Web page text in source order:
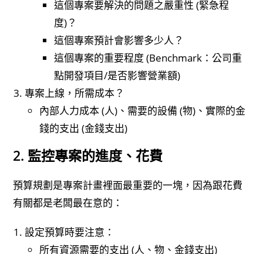
這個專案要解決的問題之嚴重性 (緊急程
度)？
這個專案預計會影響多少人？
這個專案的重要程度 (Benchmark：公司重
點開發項目/是否影響營業額)
專案上線，所需成本？
內部人力成本 (人)、需要的設備 (物)、實際的金
錢的支出 (金錢支出)
2. 監控專案的進度、花費
預算規劃是專案計畫裡面最重要的一塊，因為跟花費
有關都是老闆最在意的：
設定預算時要注意：
所有資源需要的支出 (人、物、金錢支出)